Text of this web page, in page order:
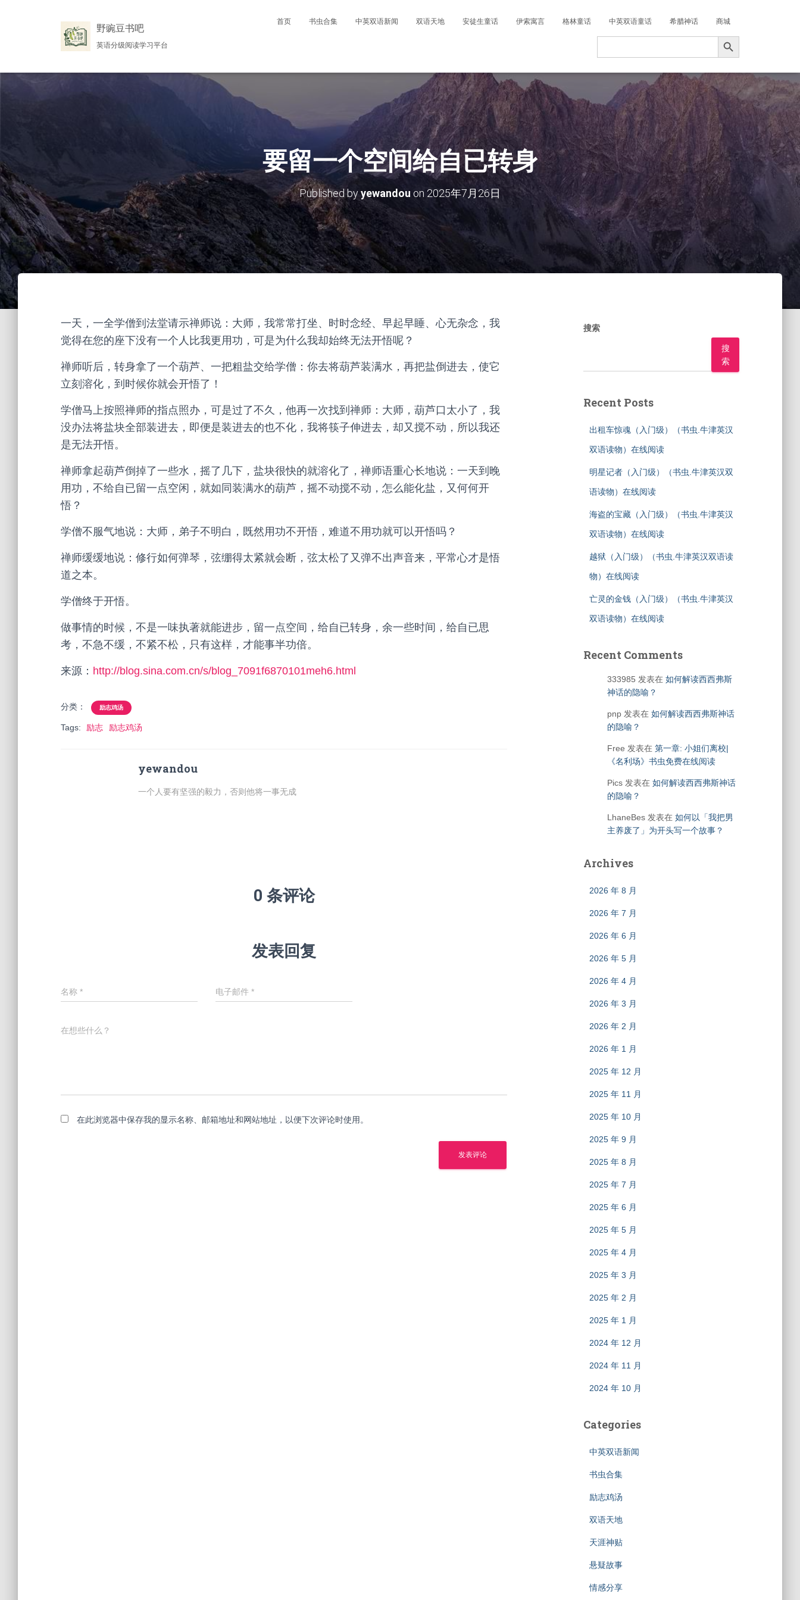
野豌豆书吧
英语分级阅读学习平台
首页 书虫合集 中英双语新闻 双语天地 安徒生童话 伊索寓言 格林童话 中英双语童话 希腊神话 商城
Search
搜索按钮
要留一个空间给自已转身
Published byyewandou on 2025年7月26日
一天，一全学僧到法堂请示禅师说：大师，我常常打坐、时时念经、早起早睡、心无杂念，我
觉得在您的座下没有一个人比我更用功，可是为什么我却始终无法开悟呢？
禅师听后，转身拿了一个葫芦、一把粗盐交给学僧：你去将葫芦装满水，再把盐倒进去，使它
立刻溶化，到时候你就会开悟了！
学僧马上按照禅师的指点照办，可是过了不久，他再一次找到禅师：大师，葫芦口太小了，我
没办法将盐块全部装进去，即便是装进去的也不化，我将筷子伸进去，却又搅不动，所以我还
是无法开悟。
禅师拿起葫芦倒掉了一些水，摇了几下，盐块很快的就溶化了，禅师语重心长地说：一天到晚
用功，不给自已留一点空闲，就如同装满水的葫芦，摇不动搅不动，怎么能化盐，又何何开
悟？
学僧不服气地说：大师，弟子不明白，既然用功不开悟，难道不用功就可以开悟吗？
禅师缓缓地说：修行如何弹琴，弦绷得太紧就会断，弦太松了又弹不出声音来，平常心才是悟
道之本。
学僧终于开悟。
做事情的时候，不是一味执著就能进步，留一点空间，给自已转身，余一些时间，给自已思
考，不急不缓，不紧不松，只有这样，才能事半功倍。
来源： http://blog.sina.com.cn/s/blog_7091f6870101meh6.html
分类： 励志鸡汤
Tags: 励志 励志鸡汤
yewandou
一个人要有坚强的毅力，否则他将一事无成
0 条评论
发表回复
名称 * 电子邮件 *
在想些什么？
在此浏览器中保存我的显示名称、邮箱地址和网站地址，以便下次评论时使用。
搜索
搜
索
Recent Posts
出租车惊魂（入门级）（书虫.牛津英汉
双语读物）在线阅读
明星记者（入门级）（书虫.牛津英汉双
语读物）在线阅读
海盗的宝藏（入门级）（书虫.牛津英汉
双语读物）在线阅读
越狱（入门级）（书虫.牛津英汉双语读
物）在线阅读
亡灵的金钱（入门级）（书虫.牛津英汉
双语读物）在线阅读
Recent Comments
333985 发表在 如何解读西西弗斯
神话的隐喻？
pnp发表在 如何解读西西弗斯神话
的隐喻？
Free 发表在 第一章: 小姐们离校|
《名利场》书虫免费在线阅读
Pics发表在 如何解读西西弗斯神话
的隐喻？
LhaneBes发表在 如何以「我把男
主养废了」为开头写一个故事？
Archives
2026 年 8 月
2026 年 7 月
2026 年 6 月
2026 年 5 月
2026 年 4 月
2026 年 3 月
2026 年 2 月
2026 年 1 月
2025 年 12 月
2025 年 11 月
2025 年 10 月
2025 年 9 月
2025 年 8 月
2025 年 7 月
2025 年 6 月
2025 年 5 月
2025 年 4 月
2025 年 3 月
2025 年 2 月
2025 年 1 月
2024 年 12 月
2024 年 11 月
2024 年 10 月
Categories
中英双语新闻
书虫合集
励志鸡汤
双语天地
天涯神贴
悬疑故事
情感分享